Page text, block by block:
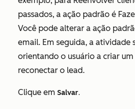
passados, a ação padrão é
Você pode alterar a ação
email. Em seguida, a atividade
orientando o usuário a criar
reconectar o lead.
Clique em Salvar.